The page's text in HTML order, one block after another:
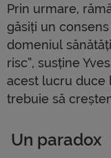
Prin urmare,
găsiți un
domeniul
risc”, susține
acest lucru duce
trebuie să
Un paradox